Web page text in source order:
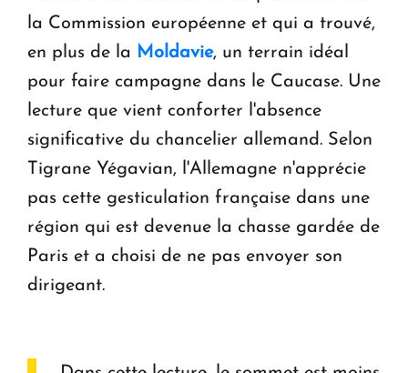
la Commission européenne et qui a trouvé,
en plus de la Moldavie, un terrain idéal
pour faire campagne dans le Caucase. Une
lecture que vient conforter l'absence
significative du chancelier allemand. Selon
Tigrane Yégavian, l'Allemagne n'apprécie
pas cette gesticulation française dans une
région qui est devenue la chasse gardée de
Paris et a choisi de ne pas envoyer son
dirigeant.